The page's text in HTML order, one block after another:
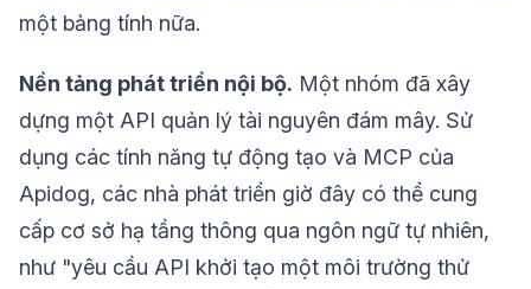
một bảng tính nữa.
Nền tảng phát triển nội bộ. Một nhóm đã xây
dựng một API quản lý tài nguyên đám mây. Sử
dụng các tính năng tự động tạo và MCP của
Apidog, các nhà phát triển giờ đây có thể cung
cấp cơ sở hạ tầng thông qua ngôn ngữ tự nhiên,
như "yêu cầu API khởi tạo một môi trường thử